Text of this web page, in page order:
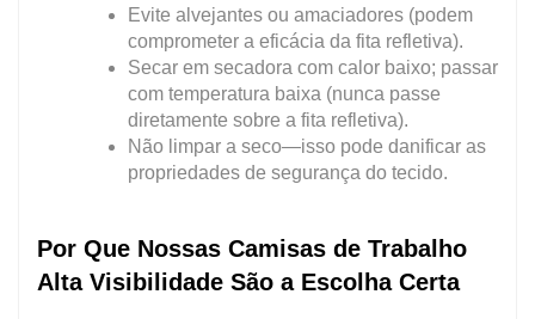
Evite alvejantes ou amaciadores (podem
comprometer a eficácia da fita refletiva).
Secar em secadora com calor baixo; passar
com temperatura baixa (nunca passe
diretamente sobre a fita refletiva).
Não limpar a seco—isso pode danificar as
propriedades de segurança do tecido.
Por Que Nossas Camisas de Trabalho
Alta Visibilidade São a Escolha Certa